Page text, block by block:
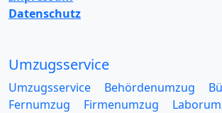
Datenschutz
Umzugsservice
Umzugsservice Behördenumzug
Fernumzug
Firmenumzug